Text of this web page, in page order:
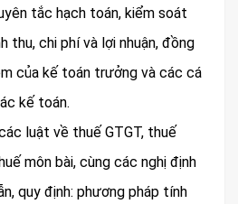
tắc hạch toán, kiểm soát
thu, chi phí và lợi nhuận, đồng
của kế toán trưởng và các cá
kế toán.
luật về thuế GTGT, thuế
môn bài, cùng các nghị định
quy định: phương pháp tính